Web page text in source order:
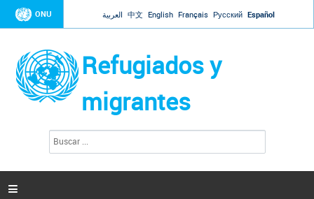
Jump to navigation
ONU العربية 中文 English Français Русский Español
Refugiados y
migrantes
s
